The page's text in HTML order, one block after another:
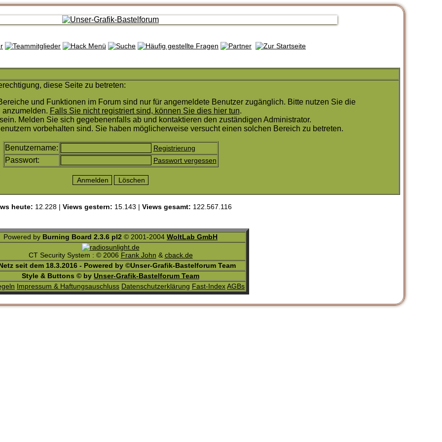
diese Seite zu betreten:
und Funktionen im Forum sind nur für angemeldete Benutzer zugänglich. Bitte nutzen Sie die
anzumelden. Falls Sie nicht registriert sind, können Sie dies hier tun.
Melden Sie sich gegebenenfalls ab und kontaktieren den zuständigen Administrator.
vorbehalten sind. Sie haben möglicherweise versucht einen solchen Bereich zu betreten.
Benutzername: Registrierung
Passwort: Passwort vergessen
heute: 12.228 | Views gestern: 15.143 | Views gesamt: 122.567.116
Powered by Burning Board 2.3.6 pl2 © 2001-2004 WoltLab GmbH
CT Security System : © 2006 Frank John & cback.de
seit dem 18.3.2016 - Powered by ©Unser-Grafik-Bastelforum Team
Style & Buttons © by Unser-Grafik-Bastelforum Team
Impressum & Haftungsauschluss Datenschutzerklärung Fast-IndexAGBs